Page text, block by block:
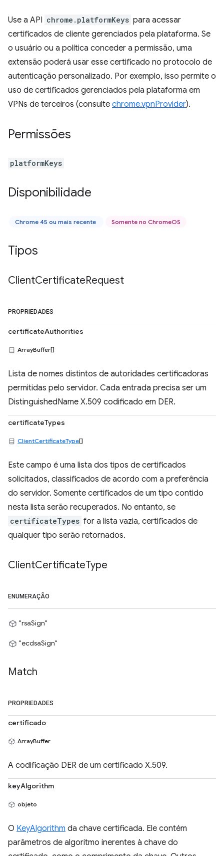
Use a API chrome.platformKeys para acessar
certificados de cliente gerenciados pela plataforma. Se
o usuário ou a política conceder a permissão, uma
extensão poderá usar esse certificado no protocolo de
autenticação personalizado. Por exemplo, isso permite o
uso de certificados gerenciados pela plataforma em
VPNs de terceiros (consulte chrome.vpnProvider).
Permissões
platformKeys
Disponibilidade
Chrome 45 ou mais recente Somente no ChromeOS
Tipos
ClientCertificateRequest
PROPRIEDADES
certificateAuthorities
ArrayBuffer[]
Lista de nomes distintos de autoridades certificadoras
permitidas pelo servidor. Cada entrada precisa ser um
DistinguishedName X.509 codificado em DER.
certificateTypes
ClientCertificateType[]
Este campo é uma lista dos tipos de certificados
solicitados, classificados de acordo com a preferência
do servidor. Somente certificados de um tipo contido
nesta lista serão recuperados. No entanto, se
certificateTypes for a lista vazia, certificados de
qualquer tipo serão retornados.
ClientCertificateType
ENUMERAÇÃO
"rsaSign"
"ecdsaSign"
Match
PROPRIEDADES
certificado
ArrayBuffer
A codificação DER de um certificado X.509.
keyAlgorithm
objeto
O KeyAlgorithm da chave certificada. Ele contém
parâmetros de algoritmo inerentes à chave do